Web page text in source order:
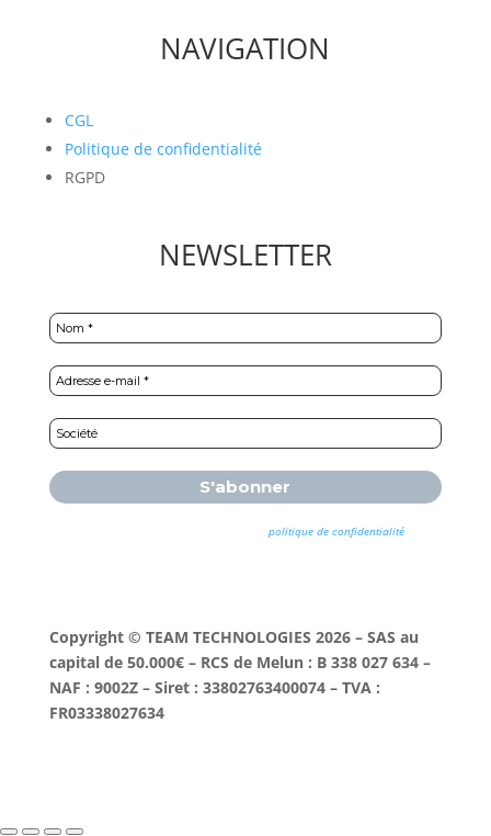
NAVIGATION
CGL
Politique de confidentialité
RGPD
NEWSLETTER
politique de confidentialitépour
plus d’informations.
Copyright © TEAM TECHNOLOGIES 2026 – SAS au
capital de 50.000€ – RCS de Melun : B 338 027 634 –
NAF : 9002Z – Siret : 33802763400074 – TVA :
FR03338027634